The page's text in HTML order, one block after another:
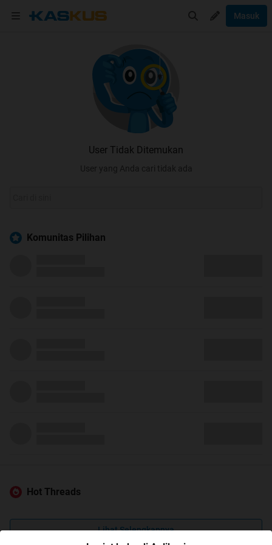
Masuk
User Tidak Ditemukan
User yang Anda cari tidak ada
Komunitas Pilihan
Hot Threads
Lihat Selengkapnya